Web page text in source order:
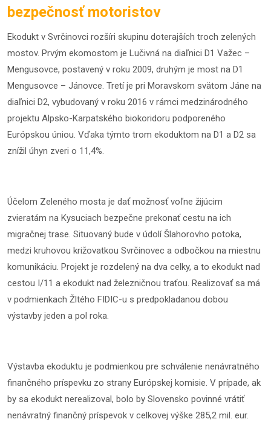
bezpečnosť motoristov
Ekodukt v Svrčinovci rozšíri skupinu doterajších troch zelených
mostov. Prvým ekomostom je Lučivná na diaľnici D1 Važec –
Mengusovce, postavený v roku 2009, druhým je most na D1
Mengusovce – Jánovce. Tretí je pri Moravskom svätom Jáne na
diaľnici D2, vybudovaný v roku 2016 v rámci medzinárodného
projektu Alpsko-Karpatského biokoridoru podporeného
Európskou úniou. Vďaka týmto trom ekoduktom na D1 a D2 sa
znížil úhyn zveri o 11,4%.
Účelom Zeleného mosta je dať možnosť voľne žijúcim
zvieratám na Kysuciach bezpečne prekonať cestu na ich
migračnej trase. Situovaný bude v údolí Šlahorovho potoka,
medzi kruhovou križovatkou Svrčinovec a odbočkou na miestnu
komunikáciu. Projekt je rozdelený na dva celky, a to ekodukt nad
cestou I/11 a ekodukt nad železničnou traťou. Realizovať sa má
v podmienkach Žltého FIDIC-u s predpokladanou dobou
výstavby jeden a pol roka.
Výstavba ekoduktu je podmienkou pre schválenie nenávratného
finančného príspevku zo strany Európskej komisie. V prípade, ak
by sa ekodukt nerealizoval, bolo by Slovensko povinné vrátiť
nenávratný finančný príspevok v celkovej výške 285,2 mil. eur.